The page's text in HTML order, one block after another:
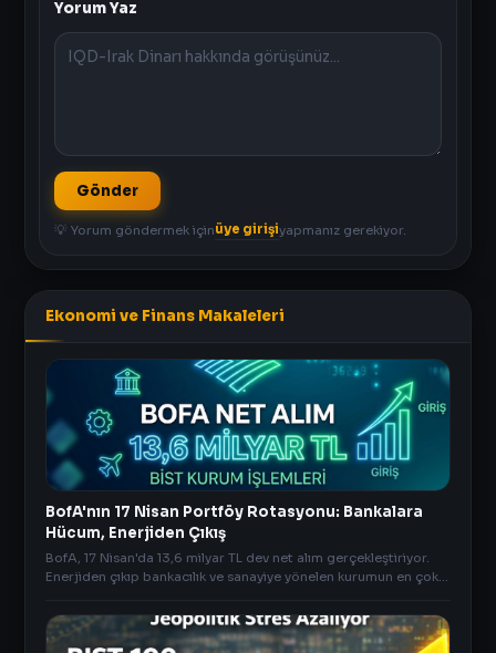
Yorum Yaz
Gönder
💡 Yorum göndermek içinüye girişiyapmanız gerekiyor.
Ekonomi ve Finans Makaleleri
BofA'nın 17 Nisan Portföy Rotasyonu: Bankalara
Hücum, Enerjiden Çıkış
BofA, 17 Nisan'da 13,6 milyar TL dev net alım gerçekleştiriyor.
Enerjiden çıkıp bankacılık ve sanayiye yönelen kurumun en çok